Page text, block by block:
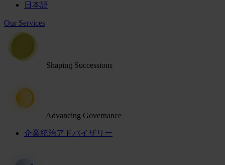
日本語
Our Services
Shaping Successions
Advancing Governance
企業統治アドバイザリー